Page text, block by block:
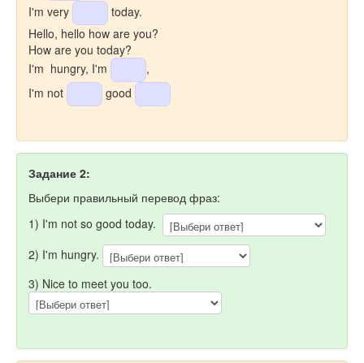
I'm very
today.
Hello, hello how are you?
How are you today?
I'm hungry, I'm
,
I'm not
good
Задание 2:
Выбери правильный перевод фраз:
1) I'm not so good today.
2) I'm hungry.
3) Nice to meet you too.